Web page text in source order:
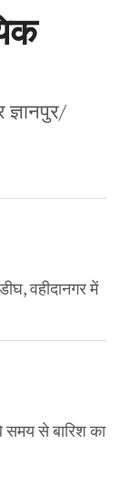
ज्ञानपुर/
वहीदानगर में
समय से बारिश का